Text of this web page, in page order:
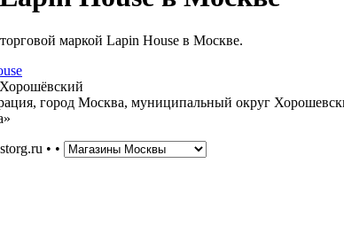
маркой Lapin House в Москве.
город Москва, муниципальный округ
• •